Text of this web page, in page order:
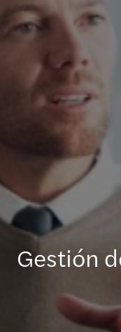
Gestión